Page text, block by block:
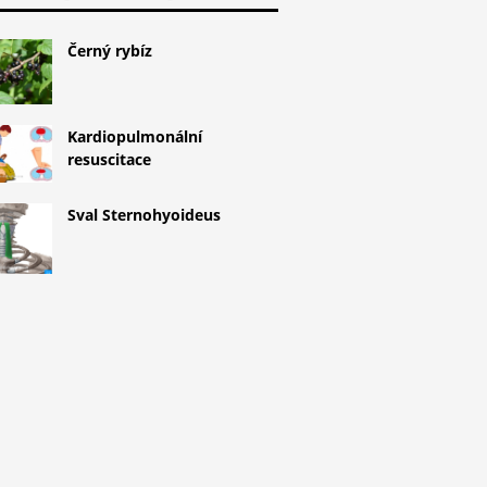
Černý rybíz
Kardiopulmonální
resuscitace
Sval Sternohyoideus